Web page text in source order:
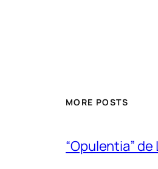
MORE POSTS
“Opulentia”